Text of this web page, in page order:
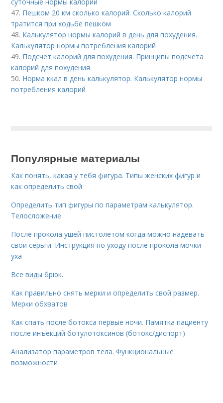
47. Пешком 20 км сколько калорий. Сколько калорий
тратится при ходьбе пешком
48. Калькулятор нормы калорий в день для похудения.
Калькулятор нормы потребления калорий
49. Подсчет калорий для похудения. Принципы подсчета
калорий для похудения
50. Норма ккал в день калькулятор. Калькулятор нормы
потребления калорий
Популярные материалы
Как понять, какая у тебя фигура. Типы женских фигур и
как определить свой
Определить тип фигуры по параметрам калькулятор.
Телосложение
После прокола ушей пистолетом когда можно надевать
свои серьги. Инструкция по уходу после прокола мочки
уха
Все виды брюк.
Как правильно снять мерки и определить свой размер.
Мерки обхватов
Как спать после ботокса первые ночи. Памятка пациенту
после инъекций ботулотоксинов (ботокс/диспорт)
Анализатор параметров тела. Функциональные
возможности